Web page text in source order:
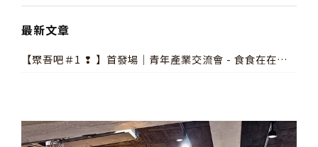
講座、體驗與課程
其他活動
最新文章
【聚吾吧＃1 ❢ 】首發場｜青年產業交流會 - 食食在在活